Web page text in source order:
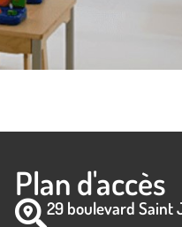
Plan d'accès
29 boulevard Saint